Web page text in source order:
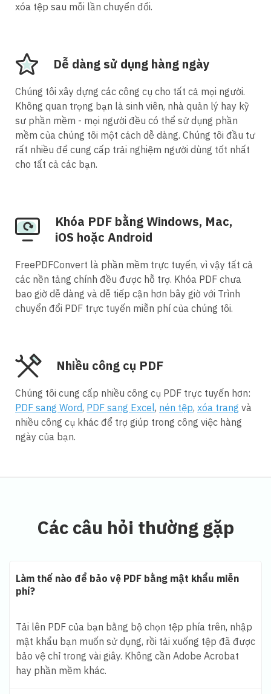
xóa tệp sau mỗi lần chuyển đổi.
Dễ dàng sử dụng hàng ngày
Chúng tôi xây dựng các công cụ cho tất cả mọi người.
Không quan trọng bạn là sinh viên, nhà quản lý hay kỹ
sư phần mềm - mọi người đều có thể sử dụng phần
mềm của chúng tôi một cách dễ dàng. Chúng tôi đầu tư
rất nhiều để cung cấp trải nghiệm người dùng tốt nhất
cho tất cả các bạn.
Khóa PDF bằng Windows, Mac,
iOS hoặc Android
FreePDFConvert là phần mềm trực tuyến, vì vậy tất cả
các nền tảng chính đều được hỗ trợ. Khóa PDF chưa
bao giờ dễ dàng và dễ tiếp cận hơn bây giờ với Trình
chuyển đổi PDF trực tuyến miễn phí của chúng tôi.
Nhiều công cụ PDF
Chúng tôi cung cấp nhiều công cụ PDF trực tuyến hơn:
PDF sang Word, PDF sang Excel, nén tệp, xóa trang và
nhiều công cụ khác để trợ giúp trong công việc hàng
ngày của bạn.
Các câu hỏi thường gặp
Làm thế nào để bảo vệ PDF bằng mật khẩu miễn
phí?
Tải lên PDF của bạn bằng bộ chọn tệp phía trên, nhập
mật khẩu bạn muốn sử dụng, rồi tải xuống tệp đã được
bảo vệ chỉ trong vài giây. Không cần Adobe Acrobat
hay phần mềm khác.